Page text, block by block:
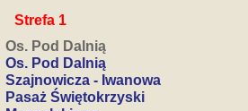
Strefa 1
Os. Pod Dalnią
Os. Pod Dalnią
Szajnowicza - Iwanowa
Pasaż Świętokrzyski